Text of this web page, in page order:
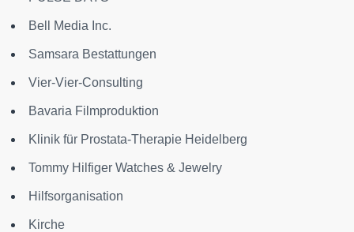
Bell Media Inc.
Samsara Bestattungen
Vier-Vier-Consulting
Bavaria Filmproduktion
Klinik für Prostata-Therapie Heidelberg
Tommy Hilfiger Watches & Jewelry
Hilfsorganisation
Kirche